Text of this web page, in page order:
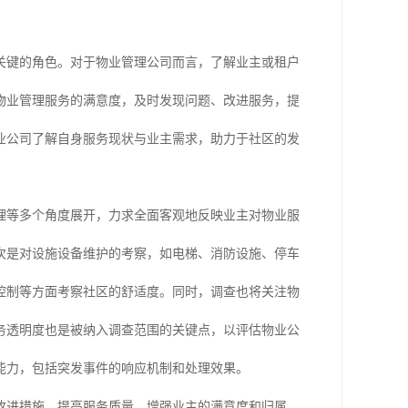
的角色。对于物业管理公司而言，了解业主或租户
管理服务的满意度，及时发现问题、改进服务，提
司了解自身服务现状与业主需求，助力于社区的发
多个角度展开，力求全面客观地反映业主对物业服
对设施设备维护的考察，如电梯、消防设施、停车
等方面考察社区的舒适度。同时，调查也将关注物
明度也是被纳入调查范围的关键点，以评估物业公
，包括突发事件的响应机制和处理效果。